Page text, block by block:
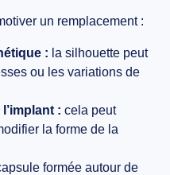
un remplacement :
: la silhouette peut
ou les variations de
: cela peut
la forme de la
formée autour de